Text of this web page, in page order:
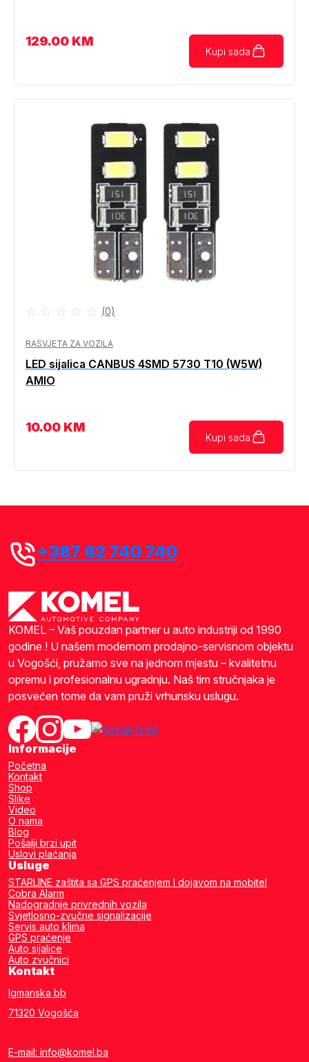
129.00 KM
Kupi sada
(0)
RASVJETA ZA VOZILA
LED sijalica CANBUS 4SMD 5730 T10 (W5W)
AMIO
10.00 KM
Kupi sada
+387 62 740 740
KOMEL – Vaš pouzdan partner u auto industriji od 1990
godine ! U našem modernom prodajno-servisnom objektu
u Vogošći, pružamo sve na jednom mjestu – kvalitetnu
opremu i profesionalnu ugradnju. Naš tim stručnjaka je
posvećen tome da vam pruži vrhunsku uslugu.
Informacije
Početna
Kontakt
Shop
Slike
Video
O nama
Blog
Pošalji brzi upit
Uslovi plaćanja
Usluge
STARLINE zaštita sa GPS praćenjem I dojavom na mobitel
Cobra Alarm
Nadogradnje privrednih vozila
Svjetlosno-zvučne signalizacije
Servis auto klima
GPS praćenje
Auto sijalice
Auto zvučnici
Kontakt
Igmanska bb
71320 Vogošća
E-mail: info@komel.ba